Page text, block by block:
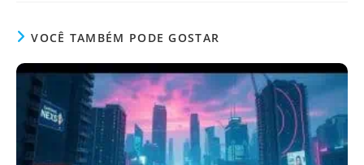
VOCÊ TAMBÉM PODE GOSTAR